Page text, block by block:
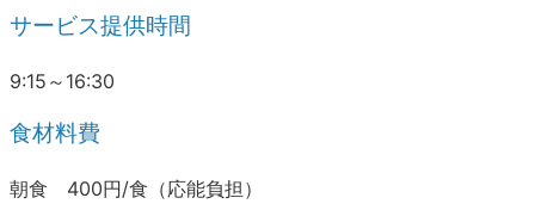
サービス提供時間
9:15～16:30
食材料費
朝食 400円/食（応能負担）